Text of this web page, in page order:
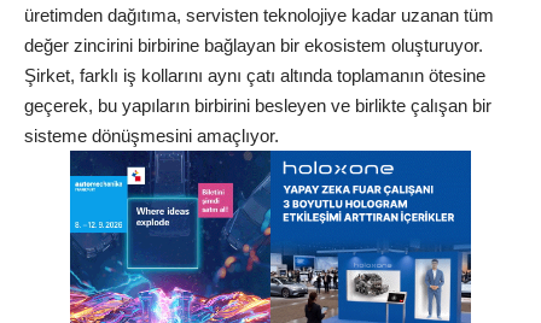
üretimden dağıtıma, servisten teknolojiye kadar uzanan tüm
değer zincirini birbirine bağlayan bir ekosistem oluşturuyor.
Şirket, farklı iş kollarını aynı çatı altında toplamanın ötesine
geçerek, bu yapıların birbirini besleyen ve birlikte çalışan bir
sisteme dönüşmesini amaçlıyor.